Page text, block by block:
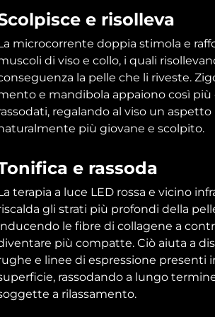
e risolleva
microcorrente doppia stimola e
di viso e collo, i quali
la pelle che li riveste.
e mandibola appaiono così
regalando al viso un aspetto
più giovane e scolpito.
e rassoda
terapia a luce LED rossa e vicino
gli strati più profondi della
le fibre di collagene a
più compatte. Ciò aiuta a
e linee di espressione presenti
rassodando a lungo
a rilassamento.